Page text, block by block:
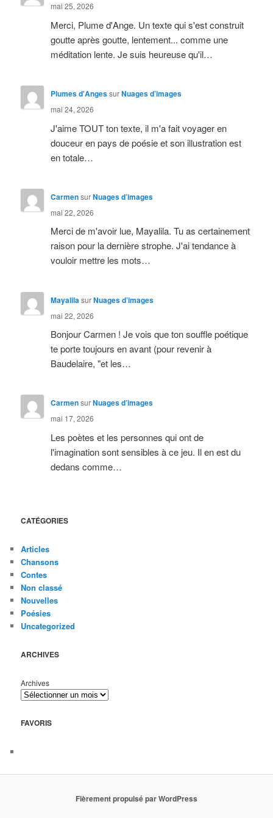
mai 25, 2026
Merci, Plume d'Ange. Un texte qui s'est construit
goutte après goutte, lentement... comme une
méditation lente. Je suis heureuse qu'il…
Plumes d'AngessurNuages d’images
mai 24, 2026
J'aime TOUT ton texte, il m'a fait voyager en
douceur en pays de poésie et son illustration est
en totale…
CarmensurNuages d’images
mai 22, 2026
Merci de m'avoir lue, Mayalila. Tu as certainement
raison pour la dernière strophe. J'ai tendance à
vouloir mettre les mots…
MayalilasurNuages d’images
mai 22, 2026
Bonjour Carmen ! Je vois que ton souffle poétique
te porte toujours en avant (pour revenir à
Baudelaire, "et les…
CarmensurNuages d’images
mai 17, 2026
Les poètes et les personnes qui ont de
l'imagination sont sensibles à ce jeu. Il en est du
dedans comme…
CATÉGORIES
Articles
Chansons
Contes
Non classé
Nouvelles
Poésies
Uncategorized
ARCHIVES
Archives
FAVORIS
Fièrement propulsé par WordPress